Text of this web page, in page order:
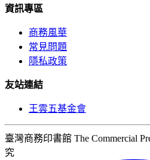
資訊專區
商務風華
常見問題
隱私政策
友站連結
王雲五基金會
臺灣商務印書館 The Commercial
究